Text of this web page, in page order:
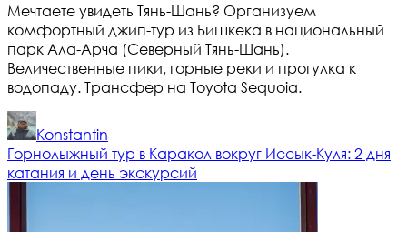
Мечтаете увидеть Тянь-Шань? Организуем
комфортный джип-тур из Бишкека в национальный
парк Ала-Арча (Северный Тянь-Шань).
Величественные пики, горные реки и прогулка к
водопаду. Трансфер на Toyota Sequoia.
Konstantin
Горнолыжный тур в Каракол вокруг Иссык-Куля: 2 дня
катания и день экскурсий